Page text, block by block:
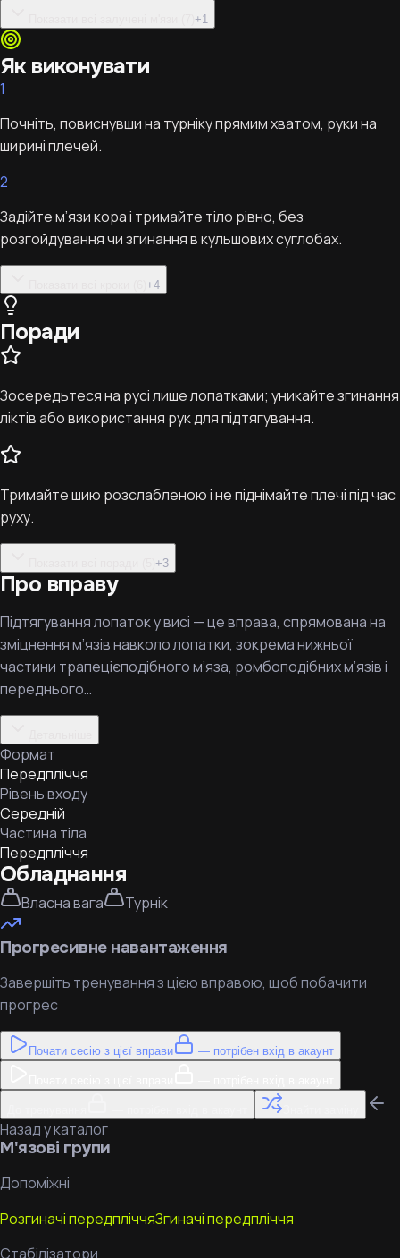
+1
Як виконувати
1
Почніть, повиснувши на турніку прямим хватом, руки на
ширині плечей.
2
Задійте м’язи кора і тримайте тіло рівно, без
розгойдування чи згинання в кульшових суглобах.
+4
Поради
Зосередьтеся на русі лише лопатками; уникайте згинання
ліктів або використання рук для підтягування.
Тримайте шию розслабленою і не піднімайте плечі під час
руху.
+3
Про вправу
Підтягування лопаток у висі — це вправа, спрямована на
зміцнення м’язів навколо лопатки, зокрема нижньої
частини трапецієподібного м’яза, ромбоподібних м’язів і
переднього…
Формат
Передпліччя
Рівень входу
Середній
Частина тіла
Передпліччя
Обладнання
Власна вага Турнік
Прогресивне навантаження
Завершіть тренування з цією вправою, щоб побачити
прогрес
Почати сесію з цієї вправи — потрібен вхід в акаунт
Назад у каталог
М'язові групи
Допоміжні
Розгиначі передпліччяЗгиначі передпліччя
Стабілізатори